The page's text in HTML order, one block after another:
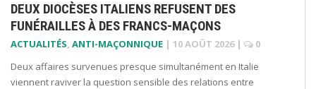
DEUX DIOCÈSES ITALIENS REFUSENT DES
FUNÉRAILLES À DES FRANCS-MAÇONS
ACTUALITÉS, ANTI-MAÇONNIQUE | 10 AOÛT 2026 |
0
Deux affaires survenues presque simultanément en Italie
viennent raviver la question sensible des relations entre